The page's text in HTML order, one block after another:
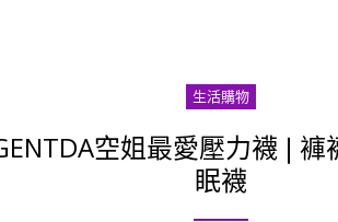
生活購物
空姐最愛壓力襪❘
眠襪